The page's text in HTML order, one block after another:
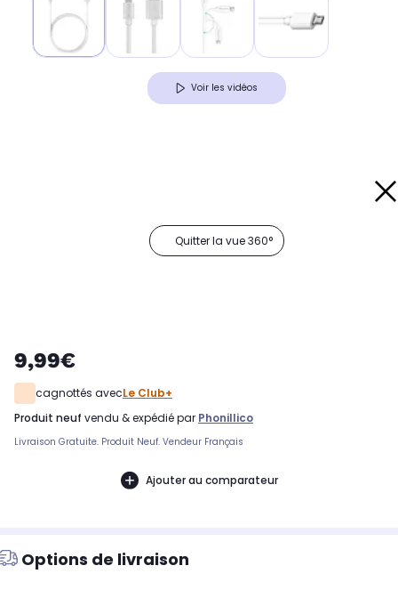
Voir les vidéos
Quitter la vue 360°
9,99€
cagnottés avecLe Club+
produit neuf vendu & expédié par Phonillico
Livraison Gratuite. Produit Neuf. Vendeur Français
Ajouter au comparateur
Options de livraison